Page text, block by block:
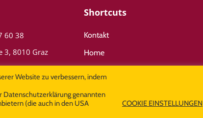
60 38
3, 8010 Graz
Shortcuts
Kontakt
Home
Website zu verbessern, indem
Datenschutzerklärung genannten
(die auch in den USA
COOKIE EINSTELLUNGEN